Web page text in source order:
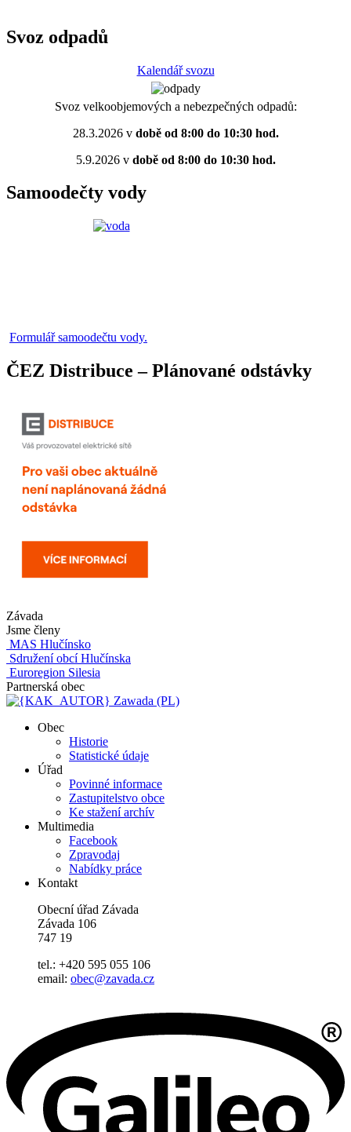
Svoz odpadů
Kalendář svozu
Svoz velkoobjemových a nebezpečných odpadů:
28.3.2026 vdobě od 8:00 do 10:30 hod.
5.9.2026 vdobě od 8:00 do 10:30 hod.
Samoodečty vody
Formulář samoodečtu vody.
ČEZ Distribuce – Plánované odstávky
Závada
Jsme členy
MAS Hlučínsko
Sdružení obcí Hlučínska
Euroregion Silesia
Partnerská obec
Zawada (PL)
Obec
Historie
Statistické údaje
Úřad
Povinné informace
Zastupitelstvo obce
Ke stažení archív
Multimedia
Facebook
Zpravodaj
Nabídky práce
Kontakt
Obecní úřad Závada
Závada 106
747 19
tel.: +420 595 055 106
email: obec@zavada.cz